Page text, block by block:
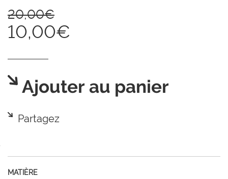
20,00€
10,00€
Ajouter au panier
Partagez
MATIÈRE